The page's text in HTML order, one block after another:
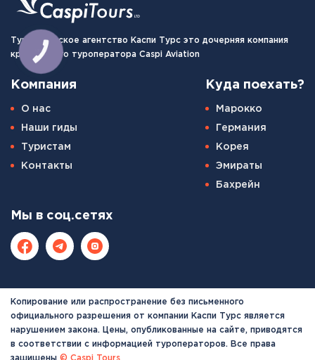
Туристическое агентство Каспи Турс это дочерняя компания
крупнейшего туроператора Caspi Aviation
Компания
О нас
Наши гиды
Туристам
Контакты
Куда поехать?
Марокко
Германия
Корея
Эмираты
Бахрейн
Мы в соц.сетях
Копирование или распространение без письменного
официального разрешения от компании Каспи Турс является
нарушением закона. Цены, опубликованные на сайте, приводятся
в соответствии с информацией туроператоров. Все права
защищены © Caspi Tours
КНОПКА
СВЯЗИ